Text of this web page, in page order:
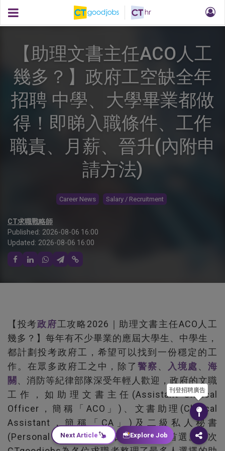
【助理文書主任ACO人工
幾多？】政府工空缺全年
招聘 中學、大學畢業都做
得！即睇入職條件、工作
職責、月薪、晉升(內附申
請方法)
Career News Salary / Recruitment
CT求職戰略師
Published: 2026-08-06 16:00
Updated: 2026-08-06 16:00
【投考政府工攻略2026｜助理文書主任ACO人工
幾多？】每年有不少畢業的應屆大學生、中學生，
都計劃投考政府工，希望可以找到一份穩定的工
作。在眾多政府工之中，除了警察、 入境處、海
關 、消防等紀律部隊深受年輕人歡迎，政府的文職
工作，如助理文書主任(Assistant Clerical
Officer，簡稱「ACO」)、文書助理(Clerical
Assistant，簡稱「CA」)及二級私人秘書
(Personal Secretary II)都是畢業生的首選。今次
刊登招聘廣告
Next Article Explore Job